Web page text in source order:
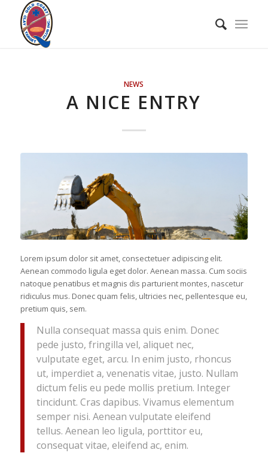
NEWS
A NICE ENTRY
Lorem ipsum dolor sit amet, consectetuer adipiscing elit.
Aenean commodo ligula eget dolor. Aenean massa. Cum sociis
natoque penatibus et magnis dis parturient montes, nascetur
ridiculus mus. Donec quam felis, ultricies nec, pellentesque eu,
pretium quis, sem.
Nulla consequat massa quis enim. Donec
pede justo, fringilla vel, aliquet nec,
vulputate eget, arcu. In enim justo, rhoncus
ut, imperdiet a, venenatis vitae, justo. Nullam
dictum felis eu pede mollis pretium. Integer
tincidunt. Cras dapibus. Vivamus elementum
semper nisi. Aenean vulputate eleifend
tellus. Aenean leo ligula, porttitor eu,
consequat vitae, eleifend ac, enim.